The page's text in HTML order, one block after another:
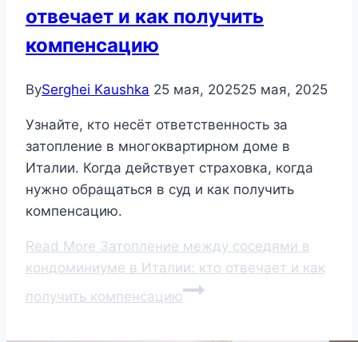
отвечает и как получить
компенсацию
BySerghei Kaushka 25 мая, 202525 мая, 2025
Узнайте, кто несёт ответственность за
затопление в многоквартирном доме в
Италии. Когда действует страховка, когда
нужно обращаться в суд и как получить
компенсацию.
Read More Затопление между соседями в
кондоминиуме в Италии: кто отвечает и как
получить компенсацию